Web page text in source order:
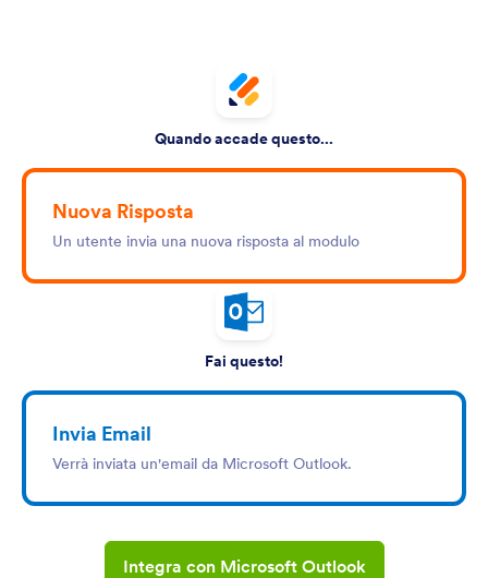
Quando accade questo...
Nuova Risposta
Un utente invia una nuova risposta al modulo
Fai questo!
Invia Email
Verrà inviata un'email da Microsoft Outlook.
Integra con Microsoft Outlook